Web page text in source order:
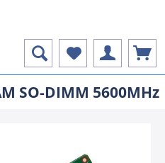
SO-DIMM 5600MHz